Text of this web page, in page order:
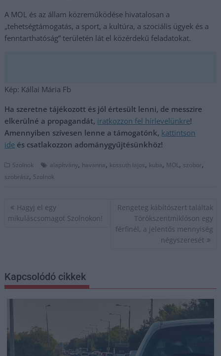
A MOL és az állam közreműködése hivatalosan a
„tehetségtámogatás, a sport, a kultúra, a szociális ügyek és a
fenntarthatóság” területén lát el közérdekű feladatokat.
Kép: Kállai Mária Fb
Ha szeretne tájékozott és jól értesült lenni, de messzire
elkerülné a propagandát, iratkozzon fel hírlevelünkre!
Amennyiben szívesen lenne a támogatónk, kattintson
ide és csatlakozzon adománygyűjtésünkhöz!
Szolnok alapítvány, havanna, kossuth lajos, kuba, MOL, szobor,
szobrász, Szolnok
Bejegyzés
navigáció
Hagyj el egy
mikuláscsomagot Szolnokon!
Rengeteg kábítószert találtak
Törökszentmiklóson egy
férfinél, a jelentős mennyiség
négyszeresét
Kapcsolódó cikkek